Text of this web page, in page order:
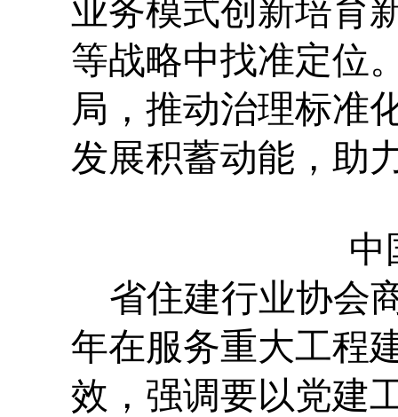
业务模式创新培育
等战略中找准定位
局，推动治理标准
发展积蓄动能，助
中
省住建行业协会
年在服务重大工程
效，强调要以党建